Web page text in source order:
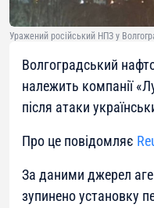
Уражений російський НПЗ у
Волгоградський
належить компанії
після атаки
Про це повідомляє
За даними джерел
зупинено установку